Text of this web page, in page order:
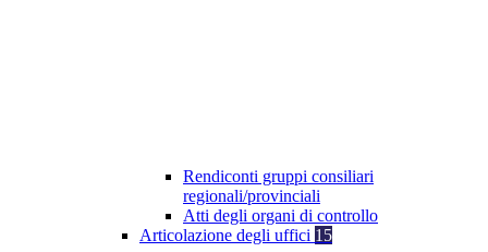
Rendiconti gruppi consiliari
regionali/provinciali
Atti degli organi di controllo
Articolazione degli uffici 15